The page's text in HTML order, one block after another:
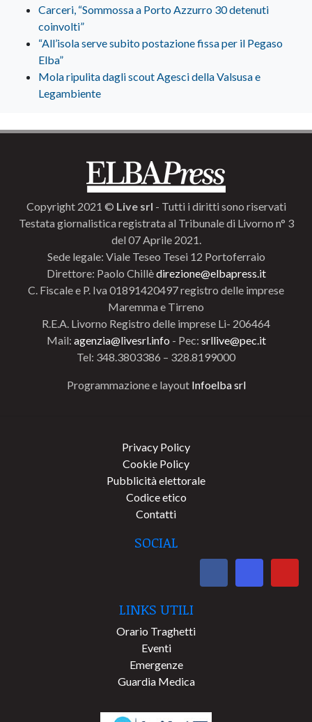
Carceri, “Sommossa a Porto Azzurro 30 detenuti
coinvolti”
“All’isola serve subito postazione fissa per il Pegaso
Elba”
Mola ripulita dagli scout Agesci della Valsusa e
Legambiente
Copyright 2021 © Live srl - Tutti i diritti sono riservati
Testata giornalistica registrata al Tribunale di Livorno n° 3
del 07 Aprile 2021.
Sede legale: Viale Teseo Tesei 12 Portoferraio
Direttore: Paolo Chillèdirezione@elbapress.it
C. Fiscale e P. Iva 01891420497 registro delle imprese
Maremma e Tirreno
R.E.A. Livorno Registro delle imprese Li- 206464
Mail: agenzia@livesrl.info - Pec: srllive@pec.it
Tel: 348.3803386 – 328.8199000
Programmazione e layout Infoelba srl
Privacy Policy
Cookie Policy
Pubblicità elettorale
Codice etico
Contatti
SOCIAL
LINKS UTILI
Orario Traghetti
Eventi
Emergenze
Guardia Medica